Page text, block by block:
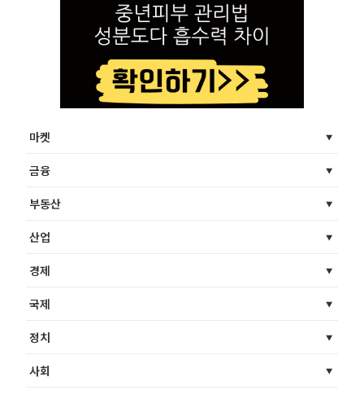
마켓
금융
부동산
산업
경제
국제
정치
사회